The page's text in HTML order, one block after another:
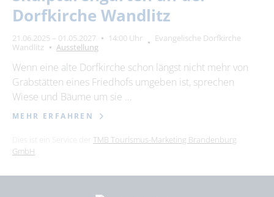
Dorfkirche Wandlitz
21.06.2025 – 01.05.2027 14:00 Uhr
Evangelische Dorfkirche
Wandlitz
Ausstellung
Wenn eine alte Dorfkirche schon längst nicht mehr von
Grabstätten eines Friedhofs umgeben ist, sprechen
Wiese und Bäume um sie …
MEHR ERFAHREN
TMB Tourismus-Marketing Brandenburg
GmbH